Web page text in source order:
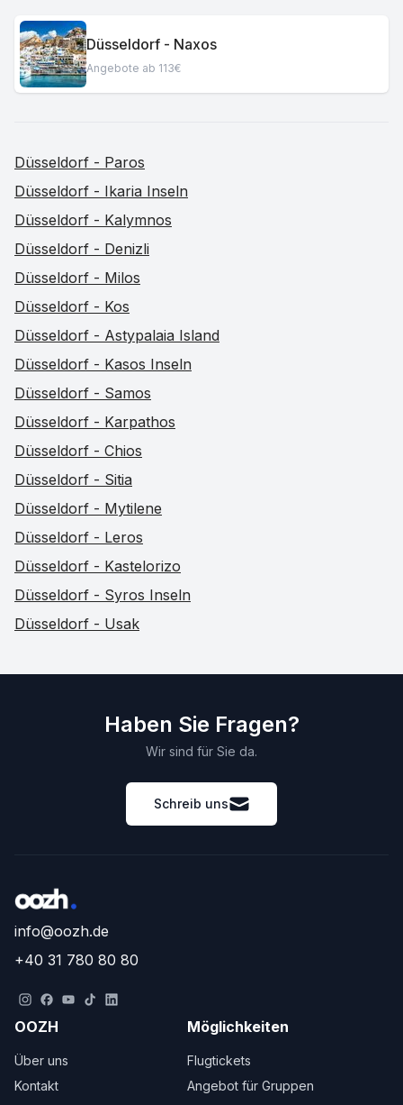
Düsseldorf - Naxos
Angebote ab 113€
Düsseldorf - Paros
Düsseldorf - Ikaria Inseln
Düsseldorf - Kalymnos
Düsseldorf - Denizli
Düsseldorf - Milos
Düsseldorf - Kos
Düsseldorf - Astypalaia Island
Düsseldorf - Kasos Inseln
Düsseldorf - Samos
Düsseldorf - Karpathos
Düsseldorf - Chios
Düsseldorf - Sitia
Düsseldorf - Mytilene
Düsseldorf - Leros
Düsseldorf - Kastelorizo
Düsseldorf - Syros Inseln
Düsseldorf - Usak
Haben Sie Fragen?
Wir sind für Sie da.
Schreib uns
info@oozh.de
+40 31 780 80 80
OOZH
Über uns
Kontakt
Möglichkeiten
Flugtickets
Angebot für Gruppen